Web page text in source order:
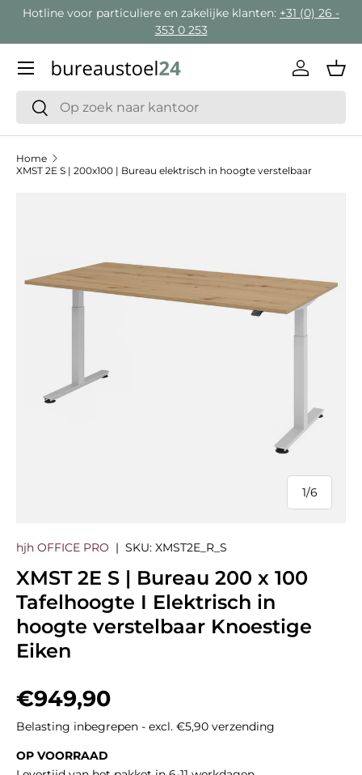
Hotline voor particuliere en zakelijke klanten: +31 (0) 26 -
353 0 253
Zoeken
Zoeken
Inloggen
Menu
Home
XMST 2E S | 200x100 | Bureau elektrisch in hoogte verstelbaar
1/
van
6
hjh OFFICE PRO | SKU: XMST2E_R_S
XMST 2E S | Bureau 200 x 100
Tafelhoogte I Elektrisch in
hoogte verstelbaar Knoestige
Eiken
Reguliere prijs
€949,90
Belasting inbegrepen - excl. €5,90 verzending
OP VOORRAAD